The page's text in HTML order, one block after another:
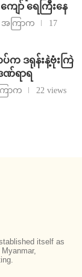
ျော် ရေကြီးနေ
အကြာက
17
ပ်က ဒရုန်းနဲ့ဗုံးကြဲ
ဏ်ရာရ
ြာက 22 views
itself as